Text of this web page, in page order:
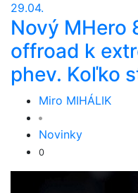
29.04.
Nový MHero
offroad k
phev. Koľko
Miro MIHÁLIK
Novinky
0